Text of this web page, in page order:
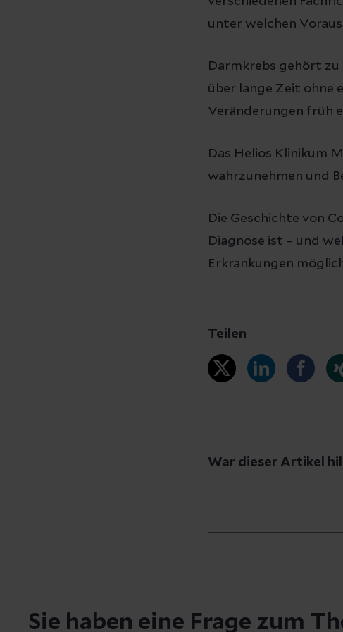
unter welchen
Darmkrebs gehört
über lange Zeit ohne
Veränderungen früh
Das Helios Klinikum
wahrzunehmen und
Die Geschichte von
Diagnose ist – und
Erkrankungen
Teilen
War dieser Artikel
Haben Sie
Sie haben eine Frage zum